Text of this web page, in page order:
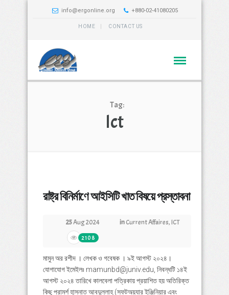
info@ergonline.org +880-02-41080205
HOME CONTACT US
Tag:
Ict
রাষ্ট্র বিনির্মাণে আইসিটি খাত বিষয়ে প্রস্তাবনা
25Aug 2024 inCurrent Affaires,ICT
2108
মামুন অর রশীদ । লেখক ও গবেষক । ৯ই আগস্ট ২০২৪।
যোগাযোগ ইমেইলঃ mamunbd@juniv.edu, নিবন্ধটি ১৪ই
আগস্ট ২০২৪ তারিখে কালবেলা পত্রিকায় প্রয়াশিত হয় অতিরিক্ত
কিছু পরামর্শ হাসনাত আবদুল্লাহ (সফটঅয়্যার ইঞ্জিনিয়ার এবং